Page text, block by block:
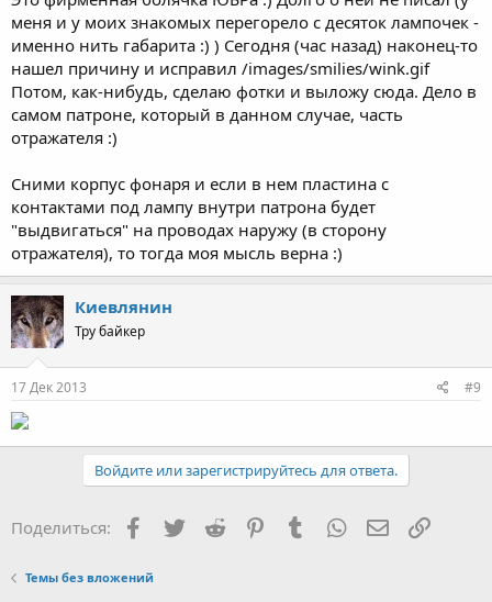
меня и у моих знакомых перегорело с десяток лампочек -
именно нить габарита :) ) Сегодня (час назад) наконец-то
нашел причину и исправил /images/smilies/wink.gif
Потом, как-нибудь, сделаю фотки и выложу сюда. Дело в
самом патроне, который в данном случае, часть
отражателя :)
Сними корпус фонаря и если в нем пластина с
контактами под лампу внутри патрона будет
"выдвигаться" на проводах наружу (в сторону
отражателя), то тогда моя мысль верна :)
Киевлянин
Тру байкер
17 Дек 2013 #9
Войдите или зарегистрируйтесь для ответа.
Поделиться: Facebook
TwitterReddit PinterestTumblr WhatsApp Ссылка
Темы без вложений